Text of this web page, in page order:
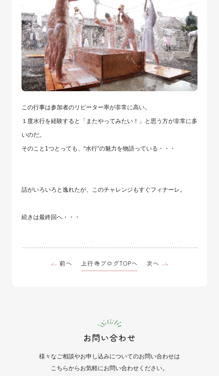
この行事は参加者のリピーター率が非常に高い。
１度水行を経験すると「またやってみたい！」と思う方が非常に多
いのだ。
そのこと1つとっても、“水行”の魅力を物語っている・・・
話がいろいろと逸れたが、このチャレンジもすぐフィナーレ。
続きは最終回へ・・・
前へ 上行寺ブログTOPへ 次へ
お問い合わせ
様々なご相談やお申し込みについてのお問い合わせは
こちらからお気軽にお問い合わせください。